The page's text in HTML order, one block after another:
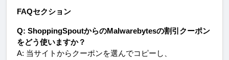
FAQセクション
Q: ShoppingSpoutからのMalwarebytesの割引クーポン
をどう使いますか？
A: 当サイトからクーポンを選んでコピーし、